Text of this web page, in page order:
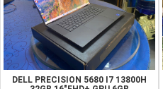
DELL PRECISION 5680 I7 13800H